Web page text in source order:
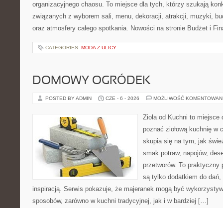
organizacyjnego chaosu. To miejsce dla tych, którzy szukają
związanych z wyborem sali, menu, dekoracji, atrakcji, muzyki,
oraz atmosfery całego spotkania. Nowości na stronie Budżet i
CATEGORIES: MODA Z ULICY
DOMOWY OGRÓDEK
POSTED BY ADMIN CZE - 6 - 2026 MOŻLIWOŚĆ
Zioła od Kuchni to
poznać ziołową kuchnię w
skupia się na tym, jak
smak potraw, napojów,
przetworów. To praktyczny
są tylko dodatkiem do dań,
inspiracją. Serwis pokazuje, że majeranek mogą być
sposobów, zarówno w kuchni tradycyjnej, jak i w bardziej […]